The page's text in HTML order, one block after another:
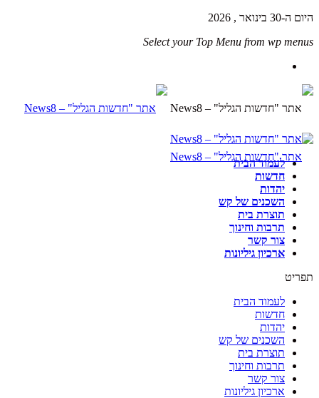
היום ה-30 בינואר , 2026
Select your Top Menu from wp menus
לעמוד הבית
חדשות
יהדות
השכנים של קש
תוצרת בית
תרבות וחינוך
צור קשר
ארכיון גיליונות
תפריט
לעמוד הבית
חדשות
יהדות
השכנים של קש
תוצרת בית
תרבות וחינוך
צור קשר
ארכיון גיליונות